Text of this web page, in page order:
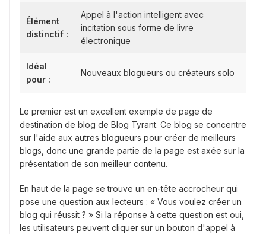
Élément
distinctif :
Appel à l'action intelligent avec
incitation sous forme de livre
électronique
Idéal
pour :
Nouveaux blogueurs ou créateurs solo
Le premier est un excellent exemple de page de
destination de blog de Blog Tyrant. Ce blog se concentre
sur l'aide aux autres blogueurs pour créer de meilleurs
blogs, donc une grande partie de la page est axée sur la
présentation de son meilleur contenu.
En haut de la page se trouve un en-tête accrocheur qui
pose une question aux lecteurs : « Vous voulez créer un
blog qui réussit ? » Si la réponse à cette question est oui,
les utilisateurs peuvent cliquer sur un bouton d'appel à